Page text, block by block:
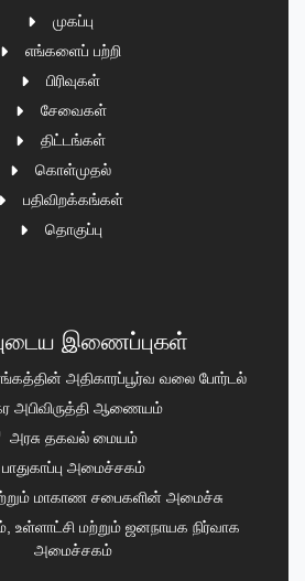
முகப்பு
எங்களைப் பற்றி
பிரிவுகள்
சேவைகள்
திட்டங்கள்
கொள்முதல்
பதிவிறக்கங்கள்
தொகுப்பு
இணைப்புகள்
அதிகாரப்பூர்வ வலை போர்டல்
அபிவிருத்தி ஆணையம்
அரசு தகவல் மையம்
பாதுகாப்பு அமைச்சகம்
மாகாண சபைகளின் அமைச்சு
உள்ளாட்சி மற்றும் ஜனநாயக நிர்வாக
அமைச்சகம்